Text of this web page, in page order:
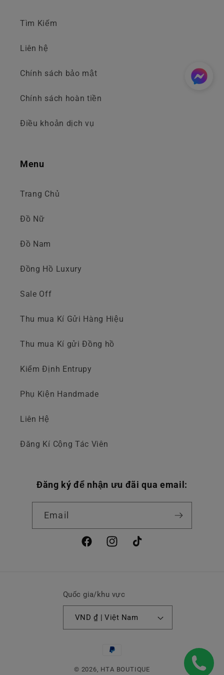
Tìm Kiếm
Liên hệ
Chính sách bảo mật
Chính sách hoàn tiền
Điều khoản dịch vụ
Menu
Trang Chủ
Đồ Nữ
Đồ Nam
Đồng Hồ Luxury
Sale Off
Thu mua Kí Gửi Hàng Hiệu
Thu mua Kí gửi Đồng hồ
Kiểm Định Entrupy
Phụ Kiện Handmade
Liên Hệ
Đăng Kí Cộng Tác Viên
Đăng ký để nhận ưu đãi qua email:
Email
FacebookInstagramTikTok
Quốc gia/khu vực
VND ₫ | Việt Nam
Phương
© 2026, HTA BOUTIQUE